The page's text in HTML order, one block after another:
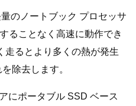
のノートブック プロセッサ
ることなく高速に動作でき
走るとより多くの熱が発生
除去します。
にポータブル SSD ベース